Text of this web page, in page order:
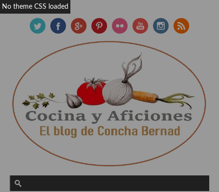
No theme CSS loaded